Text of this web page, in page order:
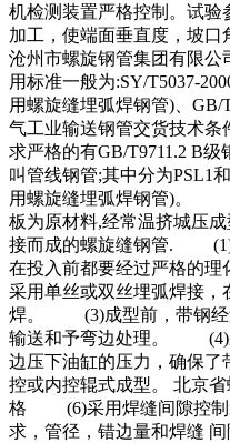
机检测装置严格控制。试验
加工，使端面垂直度，
沧州市螺旋钢管集团有限公
用标准一般为:SY/T5037-
用螺旋缝埋弧焊钢管)、GB/
气工业输送钢管交货技术
求严格的有GB/T9711.2 B
叫管线钢管;其中分为PSL1
用螺旋缝埋弧焊钢管)。
板为原材料,经常温挤城压
接而成的螺旋缝钢管. (1)
在投入前都要经过严格的
采用单丝或双丝埋弧焊接
焊。 (3)成型前，带钢经
输送和予弯边处理。 (4)
边压下油缸的压力，确保
控或内控辊式成型。 北京
格 (6)采用焊缝间隙控制
求，管径，错边量和焊缝